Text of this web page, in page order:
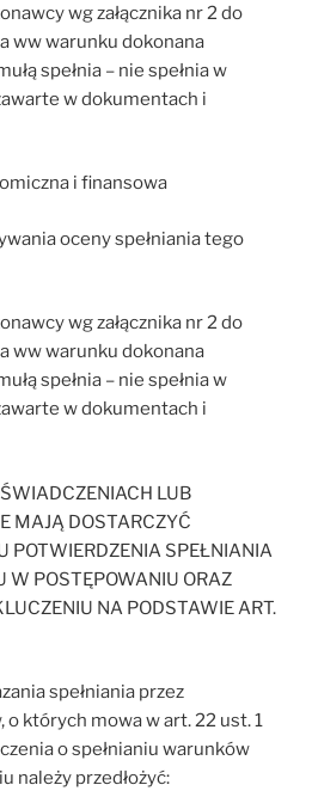
wg załącznika nr 2 do
ww warunku dokonana
spełnia – nie spełnia w
w dokumentach i
i finansowa
oceny spełniania tego
wg załącznika nr 2 do
ww warunku dokonana
spełnia – nie spełnia w
w dokumentach i
LUB
MAJĄ DOSTARCZYĆ
POTWIERDZENIA SPEŁNIANIA
W POSTĘPOWANIU ORAZ
NA PODSTAWIE ART.
spełniania przez
których mowa w art. 22 ust. 1
o spełnianiu warunków
należy przedłożyć: